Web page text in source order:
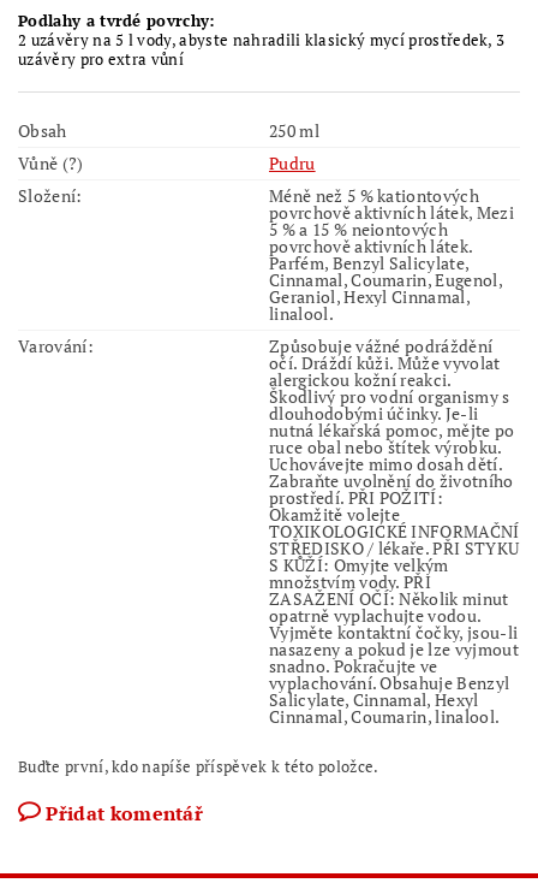
Podlahy a tvrdé povrchy:
2 uzávěry na 5 l vody, abyste nahradili klasický mycí prostředek, 3
uzávěry pro extra vůní
Obsah
250 ml
Vůně (?)
Pudru
Složení:
Méně než 5 % kationtových
povrchově aktivních látek, Mezi
5 % a 15 % neiontových
povrchově aktivních látek.
Parfém, Benzyl Salicylate,
Cinnamal, Coumarin, Eugenol,
Geraniol, Hexyl Cinnamal,
linalool.
Varování:
Způsobuje vážné podráždění
očí. Dráždí kůži. Může vyvolat
alergickou kožní reakci.
Škodlivý pro vodní organismy s
dlouhodobými účinky. Je-li
nutná lékařská pomoc, mějte po
ruce obal nebo štítek výrobku.
Uchovávejte mimo dosah dětí.
Zabraňte uvolnění do životního
prostředí. PŘI POŽITÍ:
Okamžitě volejte
TOXIKOLOGICKÉ INFORMAČNÍ
STŘEDISKO / lékaře. PŘI STYKU
S KŮŽÍ: Omyjte velkým
množstvím vody. PŘI
ZASAŽENÍ OČÍ: Několik minut
opatrně vyplachujte vodou.
Vyjměte kontaktní čočky, jsou-li
nasazeny a pokud je lze vyjmout
snadno. Pokračujte ve
vyplachování. Obsahuje Benzyl
Salicylate, Cinnamal, Hexyl
Cinnamal, Coumarin, linalool.
Buďte první, kdo napíše příspěvek k této položce.
Přidat komentář